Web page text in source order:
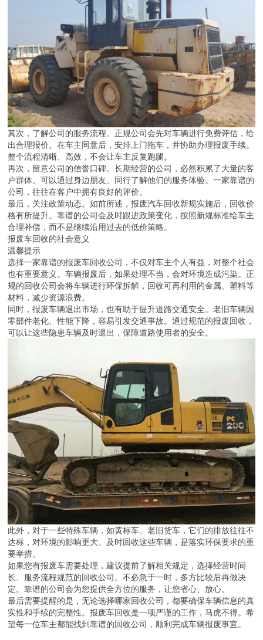
型的报废车辆，无论是家用轿车、货车还是特种车辆，都能提供专业
的回收方案。例如，专门回收黄标车、二手货车的公司，往往对这类
车辆的价值评估更准确，手续办理更熟练。
其次，了解公司的服务流程。正规公司会先对车辆进行免费评估，给
出合理报价。在车主同意后，安排上门拖车，并协助办理报废手续。
整个流程清晰、高效，不会让车主反复跑腿。
再次，留意公司的信誉口碑。长期经营的公司，必然积累了大量的客
户群体。可以通过身边朋友、同行了解他们的服务体验。一家靠谱的
公司，往往在客户中拥有良好的评价。
最后，关注政策动态。如前所述，报废汽车回收新规实施后，回收价
格有所提升。靠谱的公司会及时跟进政策变化，按照新规标准给车主
合理补偿，而不是继续沿用过去的低价策略。
报废车回收的社会意义
温馨提示
选择一家靠谱的报废车回收公司，不仅对车主个人有益，对整个社会
也有重要意义。车辆报废后，如果处理不当，会对环境造成污染。正
规的回收公司会将车辆进行环保拆解，回收可再利用的金属、塑料等
零部件老化、性能下降，容易引发交通事故。通过规范的报废回收，
可以让这些隐患车辆及时退出，保障道路使用者的安全。
此外，对于一些特殊车辆，如黄标车、老旧货车，它们的排放往往不
达标，对环境的影响更大。及时回收这些车辆，是落实环保要求的重
要举措。
如果您有报废车需要处理，建议提前了解相关规定，选择经营时间
长、服务流程规范的回收公司。不必急于一时，多方比较后再做决